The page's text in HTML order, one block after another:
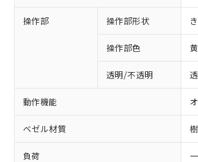
操作部 操作部形状
操作部色 黄
透明/不透明
動作機能
ベゼル材質
負荷